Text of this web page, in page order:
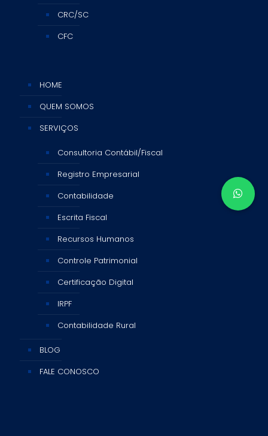
CRC/SC
CFC
HOME
QUEM SOMOS
SERVIÇOS
Consultoria Contábil/Fiscal
Registro Empresarial
Contabilidade
Escrita Fiscal
Recursos Humanos
Controle Patrimonial
Certificação Digital
IRPF
Contabilidade Rural
BLOG
FALE CONOSCO